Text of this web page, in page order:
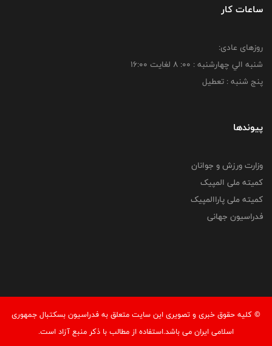
ساعات کار
روزهای عادی:
شنبه الي چهارشنبه : 00: 8 لغايت 16:00
پنج شنبه : تعطیل
پیوندها
وزارت ورزش و جوانان
کمیته ملی المپیک
کمیته ملی پاراالمپیک
فدراسیون جهانی
© کليه حقوق خبری و تصويری اين سايت متعلق به فدراسیون بسکتبال جمهوری
اسلامی ایران می باشد.استفاده از مطالب با ذكر منبع آزاد است.